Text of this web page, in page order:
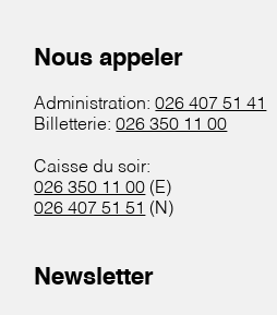
Nous appeler
Administration:026 407 51 41
Billetterie:026 350 11 00
Caisse du soir:
026 350 11 00 (E)
026 407 51 51 (N)
Newsletter